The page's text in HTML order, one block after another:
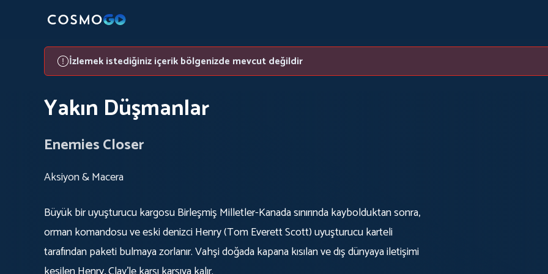
İzlemek istediğiniz içerik bölgenizde mevcut değildir
Yakın Düşmanlar
Enemies Closer
Aksiyon & Macera
Büyük bir uyuşturucu kargosu Birleşmiş Milletler-Kanada sınırında kaybolduktan sonra,
orman komandosu ve eski denizci Henry (Tom Everett Scott) uyuşturucu karteli
tarafından paketi bulmaya zorlanır. Vahşi doğada kapana kısılan ve dış dünyaya iletişimi